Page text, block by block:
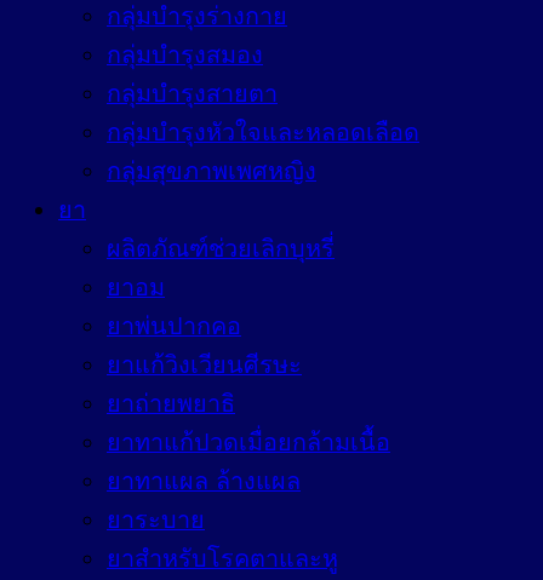
กลุ่มบำรุงร่างกาย
กลุ่มบำรุงสมอง
กลุ่มบำรุงสายตา
กลุ่มบำรุงหัวใจและหลอดเลือด
กลุ่มสุขภาพเพศหญิง
ยา
ผลิตภัณฑ์ช่วยเลิกบุหรี่
ยาอม
ยาพ่นปากคอ
ยาแก้วิงเวียนศีรษะ
ยาถ่ายพยาธิ
ยาทาแก้ปวดเมื่อยกล้ามเนื้อ
ยาทาแผล ล้างแผล
ยาระบาย
ยาสำหรับโรคตาและหู